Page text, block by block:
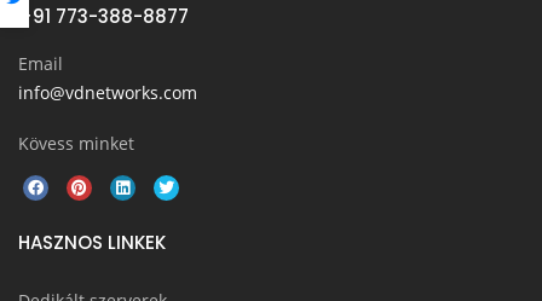
+91 773-388-8877
Email
info@vdnetworks.com
Kövess minket
HASZNOS LINKEK